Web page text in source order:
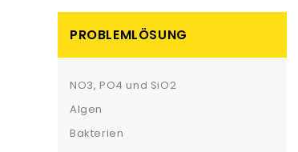
PROBLEMLÖSUNG
NO3, PO4 und SiO2
Algen
Bakterien